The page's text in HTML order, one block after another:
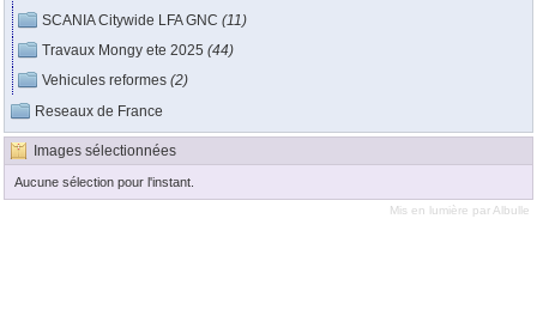
SCANIA Citywide LFA GNC (11)
Travaux Mongy ete 2025 (44)
Vehicules reformes (2)
Reseaux de France
Images sélectionnées
Aucune sélection pour l'instant.
Mis en lumière par Albulle